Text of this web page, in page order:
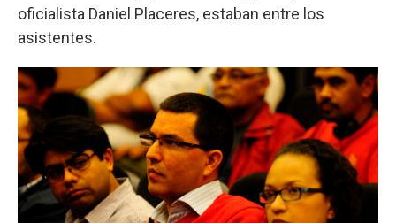
oficialista Daniel Placeres, estaban entre los
asistentes.